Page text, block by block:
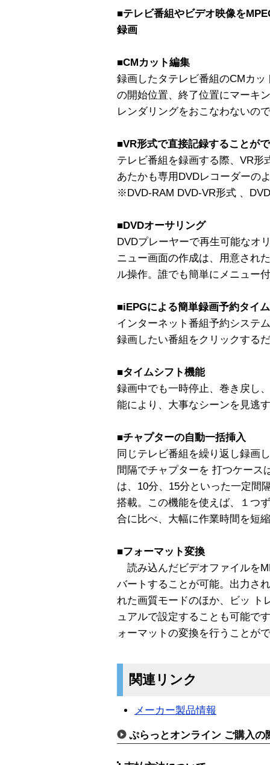
■テレビ番組やビデオ映像を
録画
■CMカット編集
録画したタテレビ番組のCMカ
の開始位置、終了位置にマーキ
レンダリングをおこなわないの
■VR形式で直接記録することが
テレビ番組を録画する際、VR形
あたかも専用DVDレコーダーの
※DVD-RAM DVD-VR形式 、
■DVDオーサリング
DVDプレーヤーで再生可能なオ
ニュー画面の作成は、用意され
ル操作。誰でも簡単にメニュー
■iEPGによる簡単録画予約タイ
インターネット番組予約システ
録画したい番組をクリックする
■タイムシフト機能
録画中でも一時停止、巻き戻し
能により、大事なシーンを見逃
■チャプターの自動一括挿入
同じテレビ番組を繰り返し録画
間隔でチャプターを 打つケース
は、10分、15分といった一定間
搭載。この機能を使えば、１つ
合に比べ、大幅に作業時間を短
■フォーマット変換
読み込んだビデオファイルを
バートすることが可能。出力さ
れた画質モードのほか、ビッ ト
ュアルで設定することも可能で
ォーマットの変換を行うことが
関連リンク
メーカー製品情報
ぷらっとオンライン ご購入の